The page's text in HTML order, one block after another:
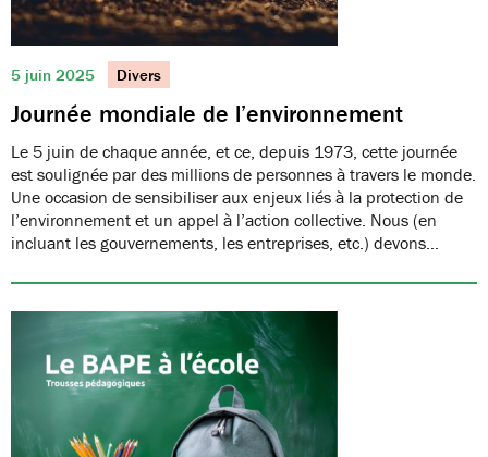
5 juin 2025 Divers
Journée mondiale de l’environnement
Le 5 juin de chaque année, et ce, depuis 1973, cette journée
est soulignée par des millions de personnes à travers le monde.
Une occasion de sensibiliser aux enjeux liés à la protection de
l’environnement et un appel à l’action collective. Nous (en
incluant les gouvernements, les entreprises, etc.) devons…